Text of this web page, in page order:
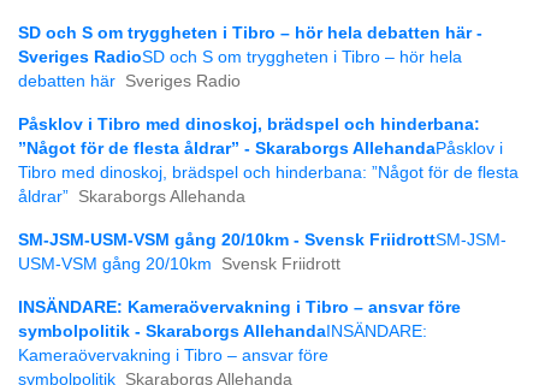
SD och S om tryggheten i Tibro – hör hela debatten här -
Sveriges RadioSD och S om tryggheten i Tibro – hör hela
debatten här Sveriges Radio
Påsklov i Tibro med dinoskoj, brädspel och hinderbana:
”Något för de flesta åldrar” - Skaraborgs AllehandaPåsklov i
Tibro med dinoskoj, brädspel och hinderbana: ”Något för de flesta
åldrar” Skaraborgs Allehanda
SM-JSM-USM-VSM gång 20/10km - Svensk FriidrottSM-JSM-
USM-VSM gång 20/10km
Svensk Friidrott
INSÄNDARE: Kameraövervakning i Tibro – ansvar före
symbolpolitik - Skaraborgs Allehanda INSÄNDARE:
Kameraövervakning i Tibro – ansvar före
symbolpolitik Skaraborgs Allehanda